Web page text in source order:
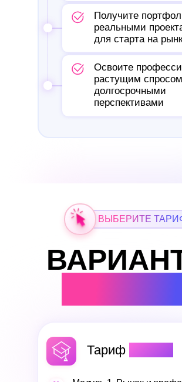
Получите
реальными
для старта на
Освоите
растущим
долгосрочными
перспективами
ВЫБЕРИТЕ
Тариф